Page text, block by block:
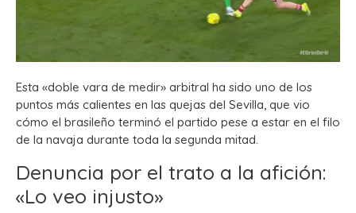
Esta «doble vara de medir» arbitral ha sido uno de los
puntos más calientes en las quejas del Sevilla, que vio
cómo el brasileño terminó el partido pese a estar en el filo
de la navaja durante toda la segunda mitad.
Denuncia por el trato a la afición:
«Lo veo injusto»